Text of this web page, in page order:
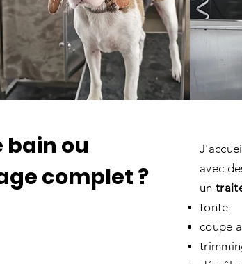
bain ou
complet ?
avec
un
tonte
coupe